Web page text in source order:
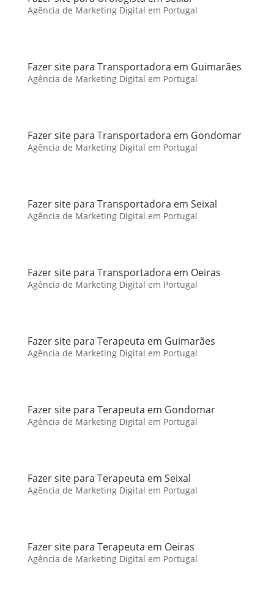
Agência de Marketing Digital em Portugal
Fazer site para Transportadora em Guimarães
Agência de Marketing Digital em Portugal
Fazer site para Transportadora em Gondomar
Agência de Marketing Digital em Portugal
Fazer site para Transportadora em Seixal
Agência de Marketing Digital em Portugal
Fazer site para Transportadora em Oeiras
Agência de Marketing Digital em Portugal
Fazer site para Terapeuta em Guimarães
Agência de Marketing Digital em Portugal
Fazer site para Terapeuta em Gondomar
Agência de Marketing Digital em Portugal
Fazer site para Terapeuta em Seixal
Agência de Marketing Digital em Portugal
Fazer site para Terapeuta em Oeiras
Agência de Marketing Digital em Portugal